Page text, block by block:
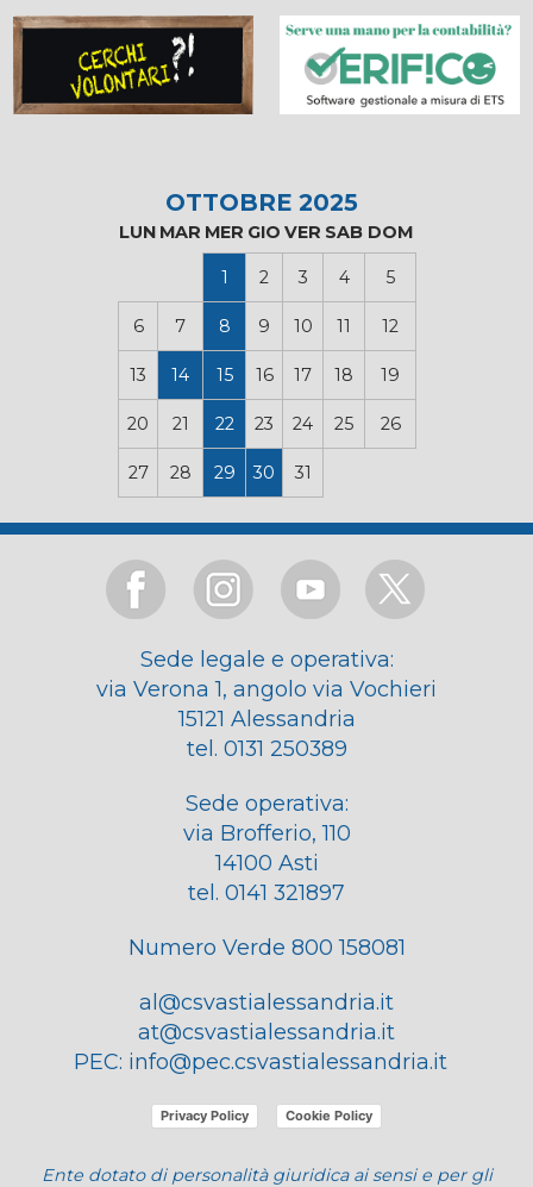
OTTOBRE 2025
LUN MAR MER GIO VER SAB DOM
1 2 3 4 5
6 7 8 9 10 11 12
13 14 15 16 17 18 19
20 21 22 23 24 25 26
27 28 29 30 31
Sede legale e operativa:
via Verona 1, angolo via Vochieri
15121 Alessandria
tel. 0131 250389
Sede operativa:
via Brofferio, 110
14100 Asti
tel. 0141 321897
Numero Verde 800 158081
al@csvastialessandria.it
at@csvastialessandria.it
PEC: info@pec.csvastialessandria.it
Privacy Policy Cookie Policy
Ente dotato di personalità giuridica ai sensi e per gli